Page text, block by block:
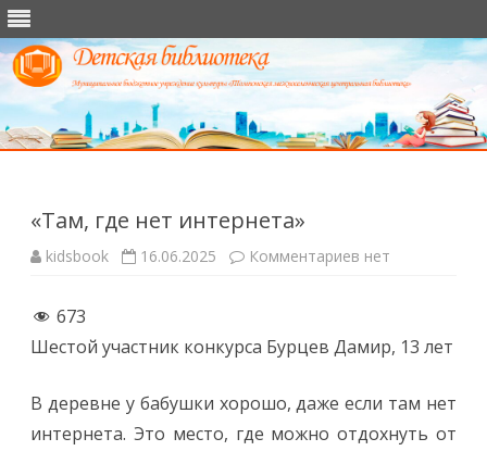
«Там, где нет интернета»
kidsbook 16.06.2025 Комментариев кнет
673
Шестой участник конкурса Бурцев Дамир, 13 лет
В деревне у бабушки хорошо, даже если там нет
интернета. Это место, где можно отдохнуть от